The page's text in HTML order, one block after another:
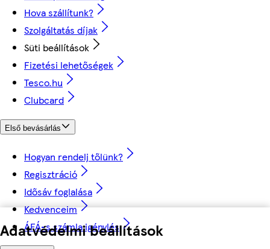
Adatvédelmi beállítások
Hova szállítunk?
Szolgáltatás díjak
Süti beállítások
Fizetési lehetőségek
Tesco.hu
Clubcard
Első bevásárlás
Hogyan rendelj tőlünk?
Regisztráció
Idősáv foglalása
Kedvenceim
ÁFÁ-s számla igénylés